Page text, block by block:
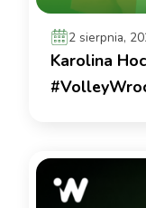
2 sierpnia,
Karolina